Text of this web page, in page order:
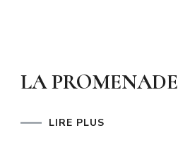
LA PROMENADE
LIRE PLUS